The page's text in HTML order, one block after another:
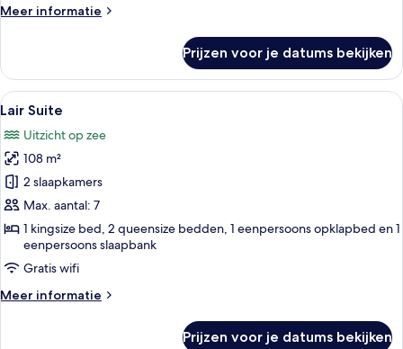
Meer informatie
Meer
Kahuna
Suite
Prijzen voor je datums bekijken
Alle
foto's
voor
Lair
Suite
laden
Een moderne woonkamer met een
5
Lair Suite
Uitzicht op zee
108 m²
2 slaapkamers
Max. aantal: 7
1 kingsize bed, 2 queensize bedden, 1 eenpersoons opklapbed en 1
eenpersoons slaapbank
Gratis wifi
Meer informatie
Meer
Prijzen voor je datums bekijken